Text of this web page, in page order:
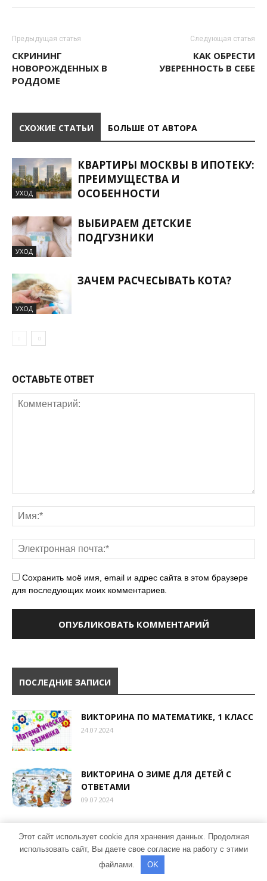
Предыдущая статья
СКРИНИНГ
НОВОРОЖДЕННЫХ В
РОДДОМЕ
Следующая статья
КАК ОБРЕСТИ
УВЕРЕННОСТЬ В СЕБЕ
СХОЖИЕ СТАТЬИ БОЛЬШЕ ОТ АВТОРА
УХОД
КВАРТИРЫ МОСКВЫ В ИПОТЕКУ:
ПРЕИМУЩЕСТВА И
ОСОБЕННОСТИ
УХОД
ВЫБИРАЕМ ДЕТСКИЕ
ПОДГУЗНИКИ
УХОД
ЗАЧЕМ РАСЧЕСЫВАТЬ КОТА?
ОСТАВЬТЕ ОТВЕТ
Сохранить моё имя, email и адрес сайта в этом браузере
для последующих моих комментариев.
ПОСЛЕДНИЕ ЗАПИСИ
ВИКТОРИНА ПО МАТЕМАТИКЕ, 1 КЛАСС
24.07.2024
ВИКТОРИНА О ЗИМЕ ДЛЯ ДЕТЕЙ С
ОТВЕТАМИ
09.07.2024
ВИКТОРИНА КО ДНЮ КОСМОНАВТИКИ
ДЛЯ СТАРШЕКЛАССНИКОВ
28.03.2024
Этот сайт использует cookie для хранения данных. Продолжая
использовать сайт, Вы даете свое согласие на работу с этими
файлами.
OK